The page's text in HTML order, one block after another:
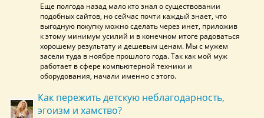
Еще полгода назад мало кто знал о существовании
подобных сайтов, но сейчас почти каждый знает, что
выгодную покупку можно сделать через инет, приложив
к этому минимум усилий и в конечном итоге радоваться
хорошему результату и дешевым ценам. Мы с мужем
засели туда в ноябре прошлого года. Так как мой муж
работает в сфере компьютерной техники и
оборудования, начали именно с этого.
Как пережить детскую неблагодарность,
эгоизм и хамство?